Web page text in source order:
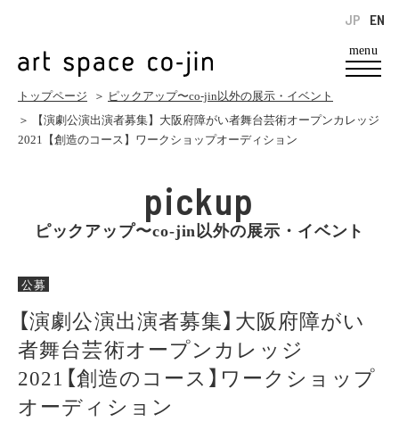
menu
EN
JP
トップページ ＞ ピックアップ〜co-jin以外の展示・イベント
＞ 【演劇公演出演者募集】大阪府障がい者舞台芸術オープンカレッジ
2021【創造のコース】ワークショップオーディション
pickup
ピックアップ〜co-jin以外の展示・イベント
公募
【演劇公演出演者募集】大阪府障がい
者舞台芸術オープンカレッジ
2021【創造のコース】ワークショップ
オーディション